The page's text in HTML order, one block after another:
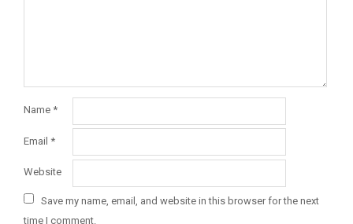
Name *
Email *
Website
Save my name, email, and website in this browser for the next
time I comment.